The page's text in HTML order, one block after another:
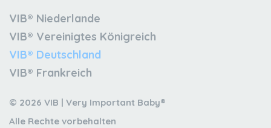
VIB® Niederlande
VIB® Vereinigtes Königreich
VIB® Deutschland
VIB® Frankreich
© 2026 VIB | Very Important Baby®
Alle Rechte vorbehalten